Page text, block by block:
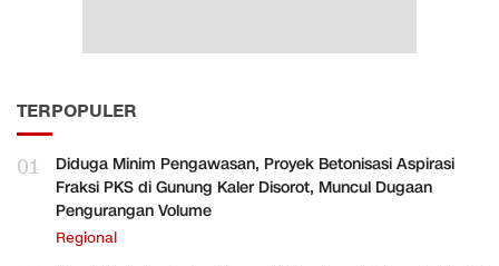
TERPOPULER
01
Diduga Minim Pengawasan, Proyek Betonisasi Aspirasi
Fraksi PKS di Gunung Kaler Disorot, Muncul Dugaan
Pengurangan Volume
Regional